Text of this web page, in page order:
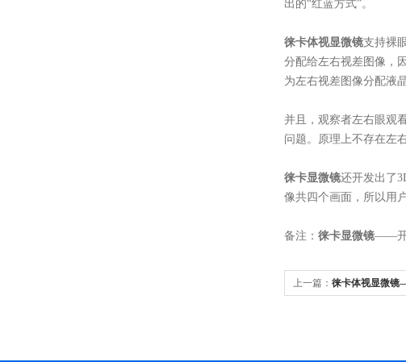
出的“红蓝方式”。
徕卡体视显微镜支持裸
分配给左右视差图像，
为左右视差图像分配液
并且，观察者左右眼观
问题。原理上不存在左
徕卡显微镜还开发出了
像共四个画面，所以用
备注： 徕卡显微镜——开
上一篇： 徕卡体视显微镜